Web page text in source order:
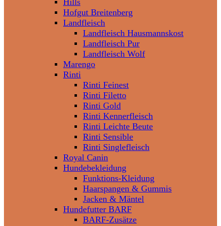
Hills
Hofgut Breitenberg
Landfleisch
Landfleisch Hausmannskost
Landfleisch Pur
Landfleisch Wolf
Marengo
Rinti
Rinti Feinest
Rinti Filetto
Rinti Gold
Rinti Kennerfleisch
Rinti Leichte Beute
Rinti Sensible
Rinti Singlefleisch
Royal Canin
Hundebekleidung
Funktions-Kleidung
Haarspangen & Gummis
Jacken & Mäntel
Hundefutter BARF
BARF-Zusätze